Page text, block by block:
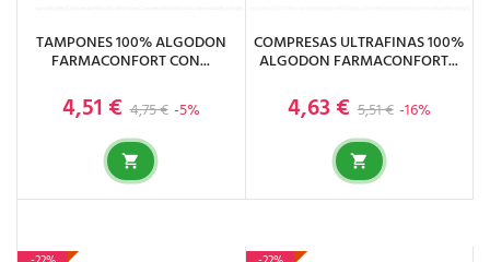
TAMPONES 100% ALGODON
FARMACONFORT CON...
Precio base
4,75 € -5%
Precio
4,51 €
COMPRESAS ULTRAFINAS 100%
ALGODON FARMACONFORT...
Precio base
5,51 € -16%
Precio
4,63 €